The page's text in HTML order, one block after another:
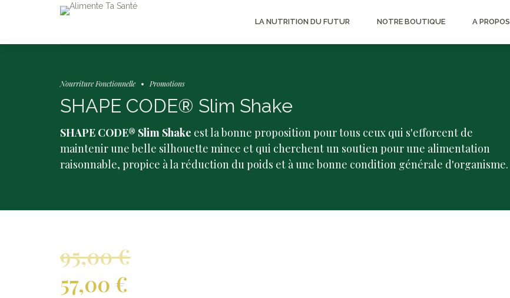
LA NUTRITION DU FUTUR NOTRE BOUTIQUE A PROPOS
Nourriture Fonctionnelle Promotions
SHAPE CODE® Slim Shake
SHAPE CODE® Slim Shake est la bonne proposition pour tous ceux qui s'efforcent de
maintenir une belle silhouette mince et qui cherchent un soutien pour une alimentation
raisonnable, propice à la réduction du poids et à une bonne condition générale d'organisme.
95,00€
57,00 €